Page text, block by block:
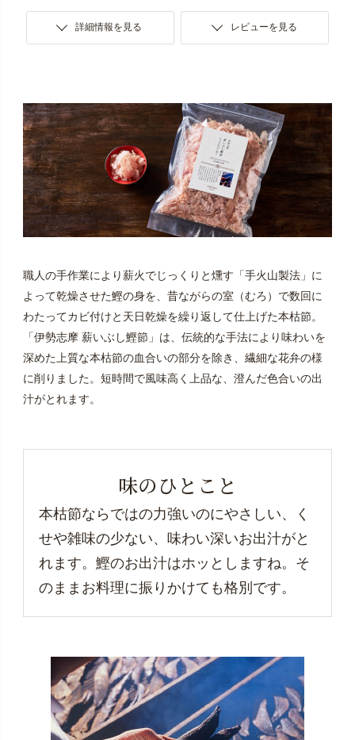
詳細情報を見る レビューを見る
職人の手作業により薪火でじっくりと燻す「手火山製法」に
よって乾燥させた鰹の身を、昔ながらの室（むろ）で数回に
わたってカビ付けと天日乾燥を繰り返して仕上げた本枯節。
「伊勢志摩 薪いぶし鰹節」は、伝統的な手法により味わいを
深めた上質な本枯節の血合いの部分を除き、繊細な花弁の様
に削りました。短時間で風味高く上品な、澄んだ色合いの出
汁がとれます。
味のひとこと
本枯節ならではの力強いのにやさしい、く
せや雑味の少ない、味わい深いお出汁がと
れます。鰹のお出汁はホッとしますね。そ
のままお料理に振りかけても格別です。